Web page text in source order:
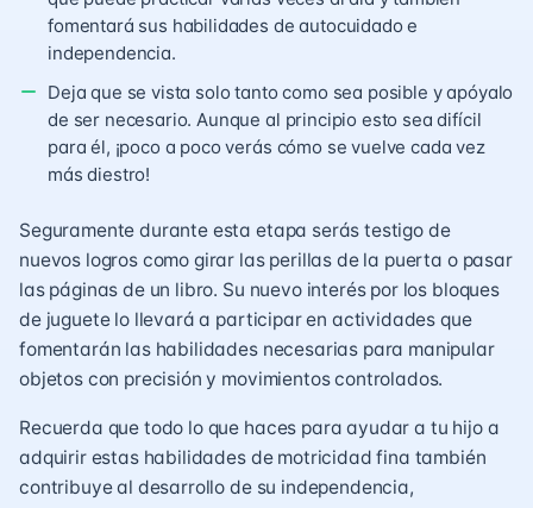
fomentará sus habilidades de autocuidado e
independencia.
Deja que se vista solo tanto como sea posible y apóyalo
de ser necesario. Aunque al principio esto sea difícil
para él, ¡poco a poco verás cómo se vuelve cada vez
más diestro!
Seguramente durante esta etapa serás testigo de
nuevos logros como girar las perillas de la puerta o pasar
las páginas de un libro. Su nuevo interés por los bloques
de juguete lo llevará a participar en actividades que
fomentarán las habilidades necesarias para manipular
objetos con precisión y movimientos controlados.
Recuerda que todo lo que haces para ayudar a tu hijo a
adquirir estas habilidades de motricidad fina también
contribuye al desarrollo de su independencia,